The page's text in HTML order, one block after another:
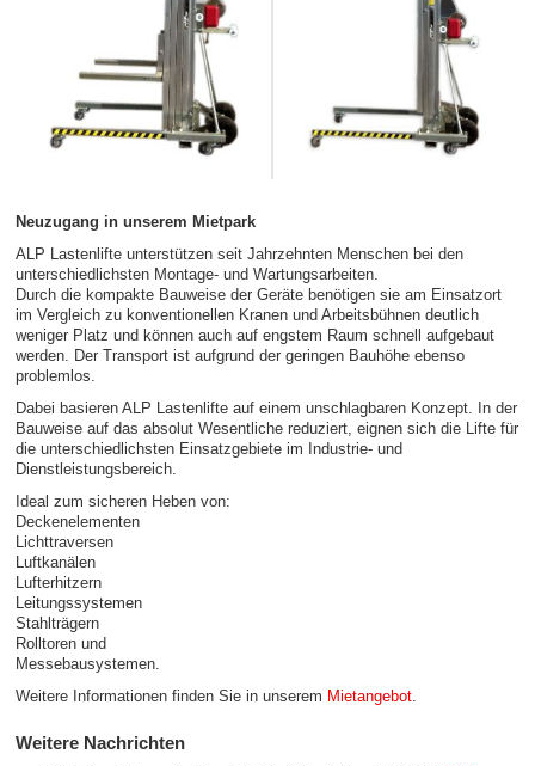
Neuzugang in unserem Mietpark
ALP Lastenlifte unterstützen seit Jahrzehnten Menschen bei den
unterschiedlichsten Montage- und Wartungsarbeiten.
Durch die kompakte Bauweise der Geräte benötigen sie am Einsatzort
im Vergleich zu konventionellen Kranen und Arbeitsbühnen deutlich
weniger Platz und können auch auf engstem Raum schnell aufgebaut
werden. Der Transport ist aufgrund der geringen Bauhöhe ebenso
problemlos.
Dabei basieren ALP Lastenlifte auf einem unschlagbaren Konzept. In der
Bauweise auf das absolut Wesentliche reduziert, eignen sich die Lifte für
die unterschiedlichsten Einsatzgebiete im Industrie- und
Dienstleistungsbereich.
Ideal zum sicheren Heben von:
Deckenelementen
Lichttraversen
Luftkanälen
Lufterhitzern
Leitungssystemen
Stahlträgern
Rolltoren und
Messebausystemen.
Weitere Informationen finden Sie in unserem Mietangebot.
Weitere Nachrichten